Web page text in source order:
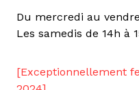
Du mercredi au
Les samedis de 14h à
[Exceptionnellement